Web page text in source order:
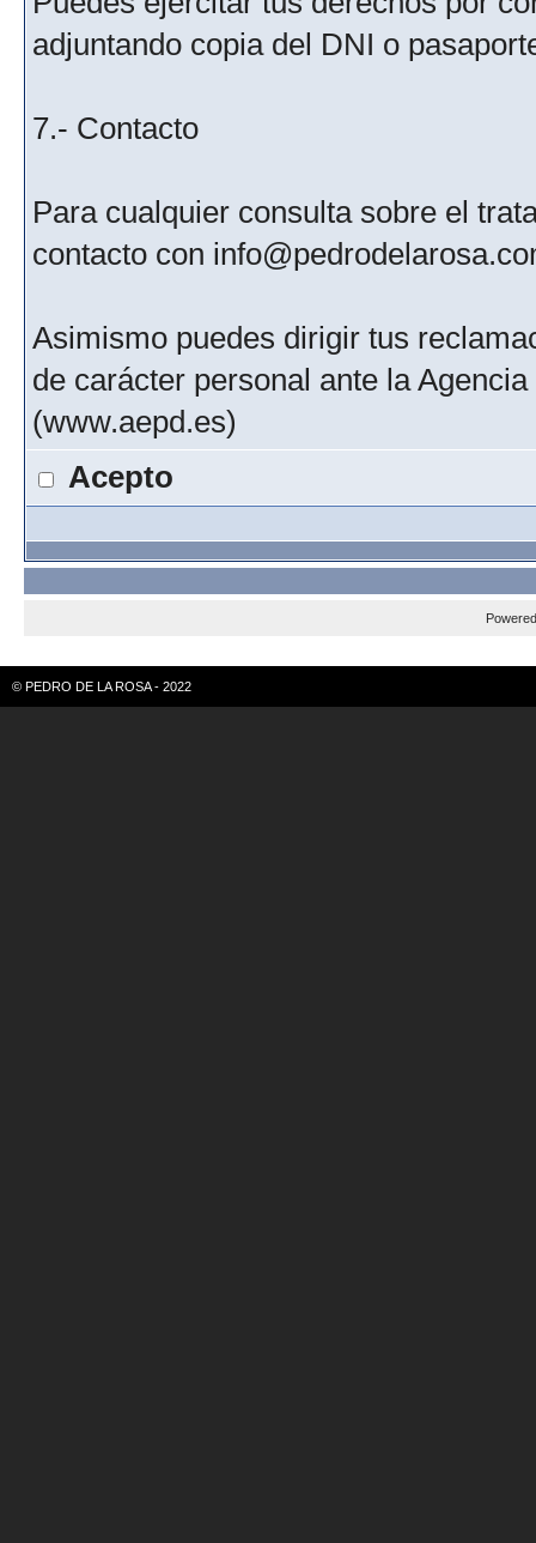
adjuntando copia del DNI o
7.- Contacto
Para cualquier consulta sobre el
contacto con
Asimismo puedes dirigir tus
de carácter personal ante la
(www.aepd.es)
Acepto
© PEDRO DE LA ROSA - 2022